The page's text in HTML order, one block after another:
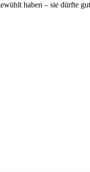
haben – sie dürfte